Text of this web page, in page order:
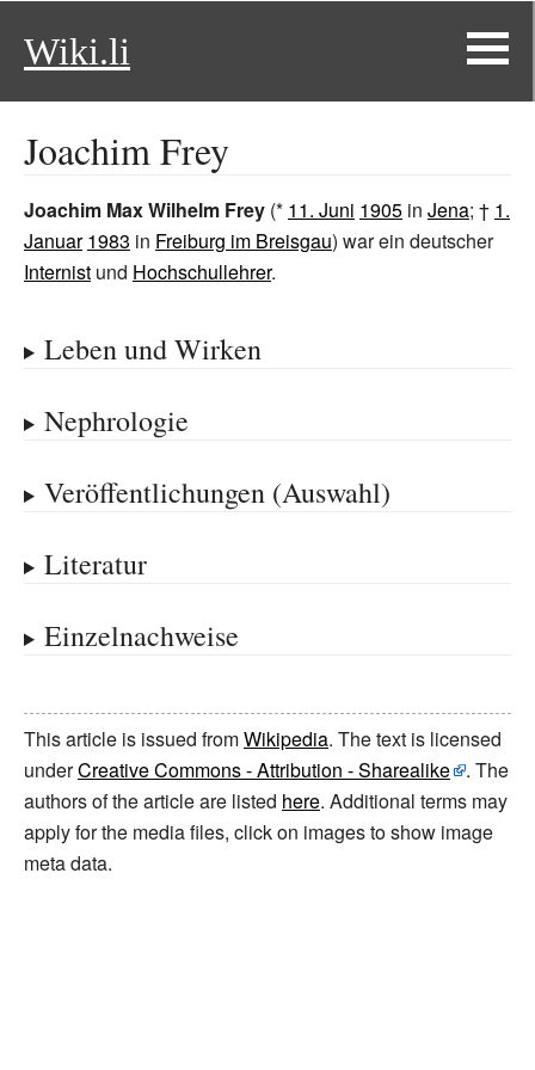
Wiki.li
Joachim Frey
Joachim Max Wilhelm Frey (* 11. Juni 1905 in Jena; † 1.
Januar 1983 in Freiburg im Breisgau) war ein deutscher
Internist und Hochschullehrer.
Leben und Wirken
Nephrologie
Veröffentlichungen (Auswahl)
Literatur
Einzelnachweise
This article is issued fromWikipedia. The text is licensed
underCreative Commons - Attribution - Sharealike
. The
authors of the article are listed here. Additional terms may
apply for the media files, click on images to show image
meta data.